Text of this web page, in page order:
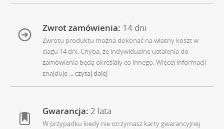
Zwrot zamówienia: 14 dni
Zwrotu produktu można dokonać na własny koszt w
ciagu 14 dni. Chyba, że indywidualne ustalenia do
zamówienia będą określały co innego. Więcej informacji
znajduje ... czytaj dalej
Gwarancja: 2 lata
W przypadku kiedy nie otrzymasz karty gwarancyjnej